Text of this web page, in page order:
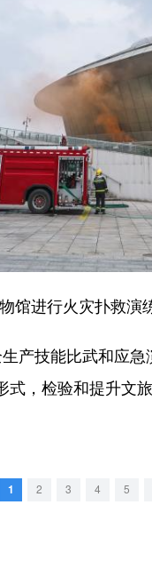
进行火灾扑救演
技能比武和应急
，检验和提升文
1 2 3 4 5